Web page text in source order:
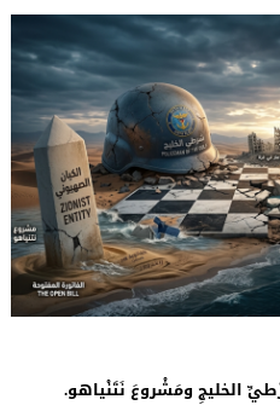
الخليجِ ومَشْروعَ نَتَنْياهو.